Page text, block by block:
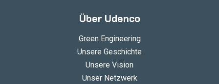
Über Udenco
Green Engineering
Unsere Geschichte
Unsere Vision
Unser Netzwerk